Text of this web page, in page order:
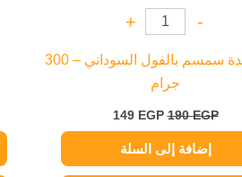
-
+
أزكي زبدة سمسم بالفول السوداني – 300
جرام
190EGP
149 EGP
إضافة إلى السلة